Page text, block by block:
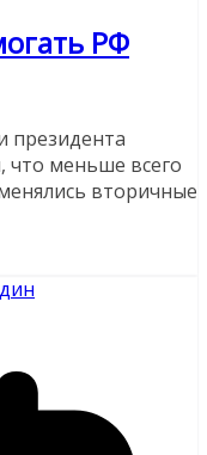
РФ
президента
что меньше всего
вторичные